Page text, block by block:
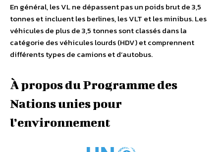
En général, les VL ne dépassent pas un poids brut de 3,5
tonnes et incluent les berlines, les VLT et les minibus. Les
véhicules de plus de 3,5 tonnes sont classés dans la
catégorie des véhicules lourds (HDV) et comprennent
différents types de camions et d’autobus.
À propos du Programme des
Nations unies pour
l’environnement